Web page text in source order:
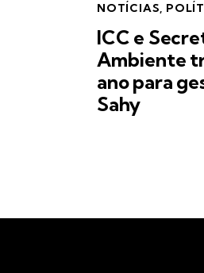
NOTÍCIAS,
ICC e
Ambiente
ano para
Sahy